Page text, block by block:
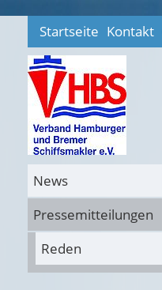
Startseite Kontakt
News
Pressemitteilungen
Reden